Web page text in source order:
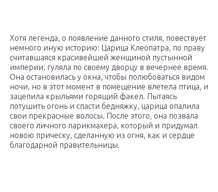
Хотя легенда, о появление данного стиля, повествует
немного иную историю: Царица Клеопатра, по праву
считавшаяся красивейшей женщиной пустынной
империи, гуляла по своему дворцу в вечернее время.
Она остановилась у окна, чтобы полюбоваться видом
ночи, но в этот момент в помещение влетела птица, и
зацепила крыльями горящий факел. Пытаясь
потушить огонь и спасти бедняжку, царица опалила
свои прекрасные волосы. После этого, она позвала
своего личного парикмахера, который и придумал
новою прическу, сделанную из огня, как и сердце
благодарной правительницы.